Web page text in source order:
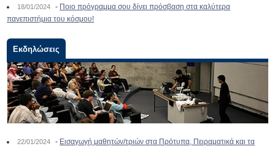
18/01/2024 - Ποιο πρόγραμμα σου δίνει πρόσβαση στα καλύτερα
πανεπιστήμια του κόσμου!
Εκδηλώσεις
22/01/2024 - Εισαγωγή μαθητών/τριών στα Πρότυπα, Πειραματικά και τα